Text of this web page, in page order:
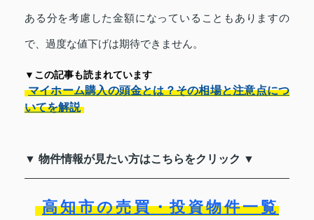
ある分を考慮した金額になっていることもありますの
で、過度な値下げは期待できません。
▼この記事も読まれています
マイホーム購入の頭金とは？その相場と注意点につ
いてを解説
▼ 物件情報が見たい方はこちらをクリック ▼
高知市の売買・投資物件一覧